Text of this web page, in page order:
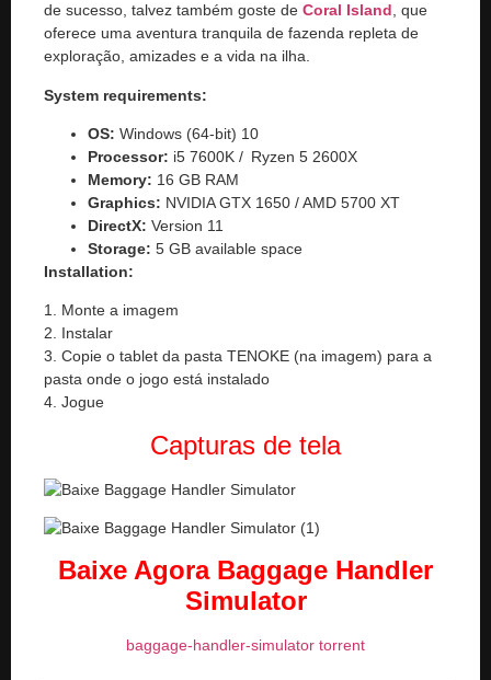
de sucesso, talvez também goste de Coral Island , que
oferece uma aventura tranquila de fazenda repleta de
exploração, amizades e a vida na ilha.
System requirements:
OS: Windows (64-bit) 10
Processor: i5 7600K / Ryzen 5 2600X
Memory: 16 GB RAM
Graphics: NVIDIA GTX 1650 / AMD 5700 XT
DirectX: Version 11
Storage: 5 GB available space
Installation:
1. Monte a imagem
2. Instalar
3. Copie o tablet da pasta TENOKE (na imagem) para a
pasta onde o jogo está instalado
4. Jogue
Capturas de tela
Baixe Agora Baggage Handler
Simulator
baggage-handler-simulator torrent